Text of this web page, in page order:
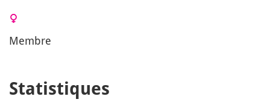
Membre
Statistiques